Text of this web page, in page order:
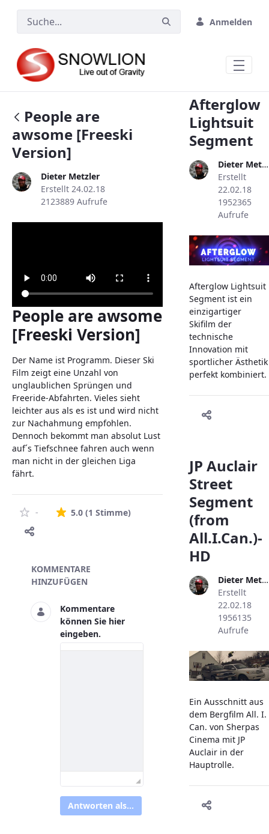
Zum Hauptinhalt springen
Anmelden
People are
awsome [Freeski
Version]
Dieter Metzler
Erstellt 24.02.18
2123889 Aufrufe
People are awsome
[Freeski Version]
Der Name ist Programm. Dieser Ski
Film zeigt eine Unzahl von
unglaublichen Sprüngen und
Freeride-Abfahrten. Vieles sieht
leichter aus als es ist und wird nicht
zur Nachahmung empfohlen.
Dennoch bekommt man absolut Lust
auf´s Tiefschnee fahren auch wenn
man nicht in der gleichen Liga
fährt.
- 5.0 (1 Stimme) Die durchschnittliche Bewertung
Skivideo
KOMMENTARE
HINZUFÜGEN
Kommentare
können Sie hier
eingeben.
Antworten als...
Afterglow
Lightsuit
Segment
Dieter Metzler
Erstellt
22.02.18
1952365
Aufrufe
Afterglow Lightsuit
Segment ist ein
einzigartiger
Skifilm der
technische
Innovation mit
sportlicher Ästhetik
perfekt kombiniert.
JP Auclair
Street
Segment
(from
All.I.Can.)-
HD
Dieter Metzler
Erstellt
22.02.18
1956135
Aufrufe
Ein Ausschnitt aus
dem Bergfilm All. I.
Can. von Sherpas
Cinema mit JP
Auclair in der
Hauptrolle.